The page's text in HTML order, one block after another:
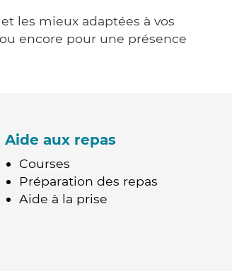
les mieux adaptées à vos
encore pour une présence
Aide aux repas
Courses
Préparation des repas
Aide à la prise